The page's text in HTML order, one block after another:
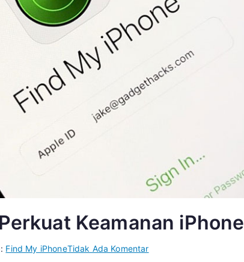
Keamanan iPhone
Find My iPhoneTidak Ada Komentarpada